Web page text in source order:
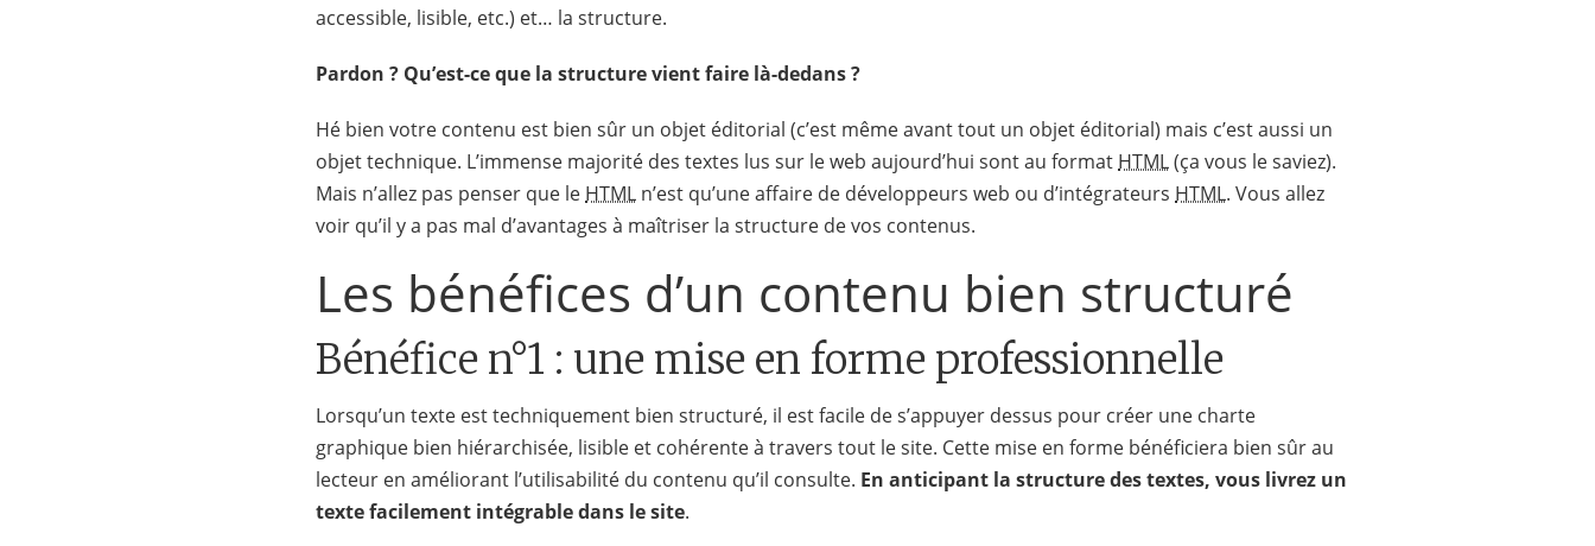
accessible, lisible, etc.) et… la structure.
Pardon ? Qu’est-ce que la structure vient faire là-dedans ?
Hé bien votre contenu est bien sûr un objet éditorial (c’est même avant tout un objet éditorial) mais c’est aussi un
objet technique. L’immense majorité des textes lus sur le web aujourd’hui sont au format HTML(ça vous le saviez).
Mais n’allez pas penser que le HTML n’est qu’une affaire de développeurs web ou d’intégrateurs HTML. Vous allez
voir qu’il y a pas mal d’avantages à maîtriser la structure de vos contenus.
Les bénéfices d’un contenu bien structuré
Bénéfice n°1 : une mise en forme professionnelle
Lorsqu’un texte est techniquement bien structuré, il est facile de s’appuyer dessus pour créer une charte
graphique bien hiérarchisée, lisible et cohérente à travers tout le site. Cette mise en forme bénéficiera bien sûr au
lecteur en améliorant l’utilisabilité du contenu qu’il consulte. En anticipant la structure des textes, vous livrez un
texte facilement intégrable dans le site.